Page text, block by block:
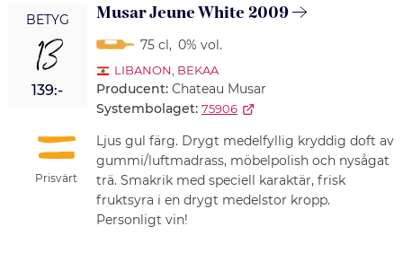
BETYG
13
139:-
Prisvärt
Musar Jeune White 2009
75 cl, 0% vol.
LIBANON BEKAA
Producent: Chateau Musar
Systembolaget: 75906
Ljus gul färg. Drygt medelfyllig kryddig doft av
gummi/luftmadrass, möbelpolish och nysågat
trä. Smakrik med speciell karaktär, frisk
fruktsyra i en drygt medelstor kropp.
Personligt vin!